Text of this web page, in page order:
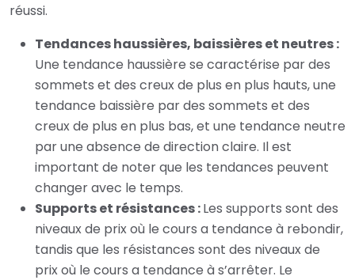
réussi.
Tendances haussières, baissières et neutres :
Une tendance haussière se caractérise par des
sommets et des creux de plus en plus hauts, une
tendance baissière par des sommets et des
creux de plus en plus bas, et une tendance neutre
par une absence de direction claire. Il est
important de noter que les tendances peuvent
changer avec le temps.
Supports et résistances :Les supports sont des
niveaux de prix où le cours a tendance à rebondir,
tandis que les résistances sont des niveaux de
prix où le cours a tendance à s’arrêter. Le